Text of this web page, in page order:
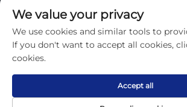
We value your privacy
We use cookies and similar tools to
If you don't want to accept all cookies,
cookies.
Accept all